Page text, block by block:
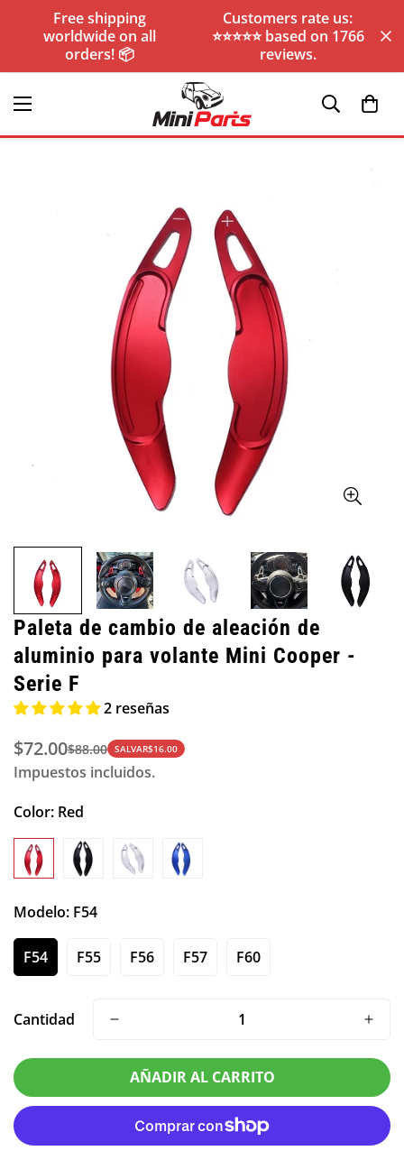
Free shipping
worldwide on all
orders! 📦
Customers rate us:
⭐️⭐️⭐️⭐️⭐️ based on 1766
reviews.
Paleta de cambio de aleación de
aluminio para volante Mini Cooper -
Serie F
2 reseñas
Precio
de
$72.00
Precio
regular
$88.00 SALVAR$16.00
Impuestos incluidos.
Color: Red
Modelo: F54
F54 F55 F56 F57 F60
Cantidad
AÑADIR AL CARRITO